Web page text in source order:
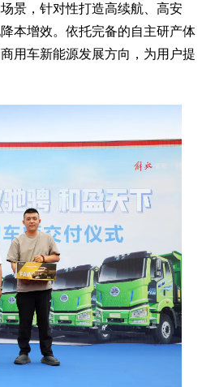
景，针对性打造高续航、高安
本增效。依托完备的自主研产体
用车新能源发展方向，为用户提